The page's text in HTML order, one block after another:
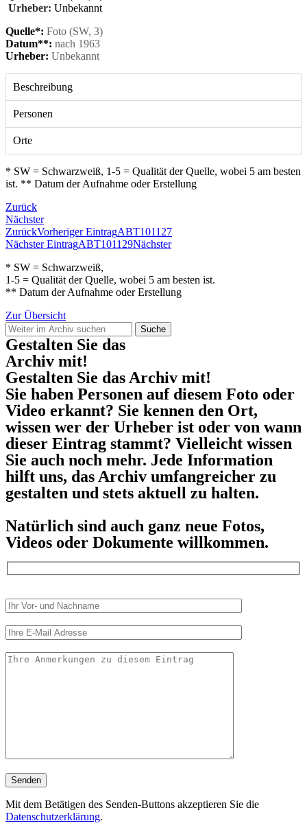
Urheber: Unbekannt
Quelle*: Foto (SW, 3)
Datum**: nach 1963
Urheber: Unbekannt
Beschreibung
Personen
Orte
* SW = Schwarzweiß, 1-5 = Qualität der Quelle, wobei 5 am besten
ist. ** Datum der Aufnahme oder Erstellung
Zurück
Nächster
ZurückVorheriger EintragABT101127
Nächster EintragABT101129Nächster
* SW = Schwarzweiß,
1-5 = Qualität der Quelle, wobei 5 am besten ist.
** Datum der Aufnahme oder Erstellung
Zur Übersicht
Suche
Gestalten Sie das
Archiv mit!
Gestalten Sie das Archiv mit!
Sie haben Personen auf diesem Foto oder
Video erkannt? Sie kennen den Ort,
wissen wer der Urheber ist oder von wann
dieser Eintrag stammt? Vielleicht wissen
Sie auch noch mehr. Jede Information
hilft uns, das Archiv umfangreicher zu
gestalten und stets aktuell zu halten.
Natürlich sind auch ganz neue Fotos,
Videos oder Dokumente willkommen.
Mit dem Betätigen des Senden-Buttons akzeptieren Sie die
Datenschutzerklärung.